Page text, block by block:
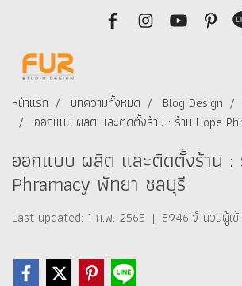
หน้าแรก บทความทั้งหมด Blog Design
ออกแบบ ผลิต และติดตั้งร้าน : ร้าน Hope
ออกแบบ ผลิต และติดตั้งร้าน :
Phramacy พัทยา ชลบุรี
Last updated: 1 ก.พ. 2565 | 8946 จำนวนผู้เข้